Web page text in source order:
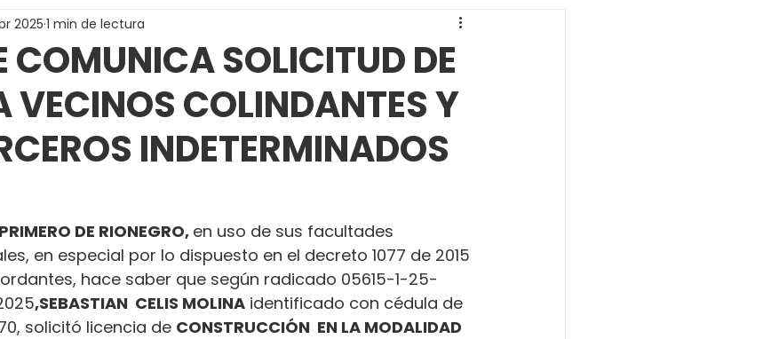
COMUNICA SOLICITUD DE
VECINOS COLINDANTES Y
INDETERMINADOS
2025 1 min de lectura
DE RIONEGRO, en uso de sus facultades
en especial por lo dispuesto en el decreto 1077 de 2015
hace saber que según radicado 05615-1-25-
,SEBASTIAN  CELIS MOLINA identificado con cédula de
solicitó licencia de CONSTRUCCIÓN  EN LA MODALIDAD